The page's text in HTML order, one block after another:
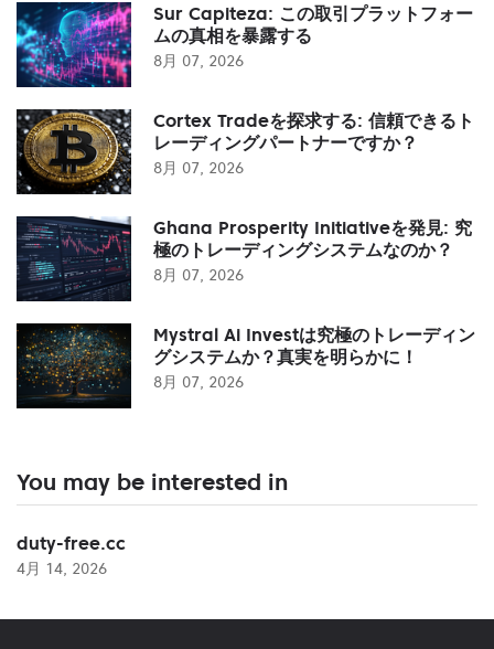
Sur Capiteza: この取引プラットフォー
ムの真相を暴露する
8月 07, 2026
Cortex Tradeを探求する: 信頼できるト
レーディングパートナーですか？
8月 07, 2026
Ghana Prosperity Initiativeを発見: 究
極のトレーディングシステムなのか？
8月 07, 2026
Mystral Ai Investは究極のトレーディン
グシステムか？真実を明らかに！
8月 07, 2026
You may be interested in
duty-free.cc
4月 14, 2026